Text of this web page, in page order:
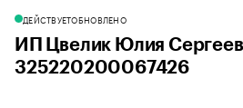
ДЕЙСТВУЕТОБНОВЛЕНО
ИП Цвелик Юлия
325220200067426